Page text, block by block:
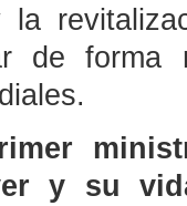
la
de
y su